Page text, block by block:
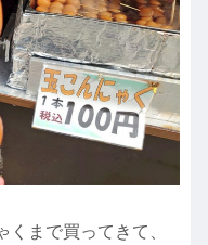
まで買ってきて、